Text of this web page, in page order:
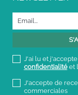
J'ai lu et
confidentialitéet
J'accepte de
commerciales